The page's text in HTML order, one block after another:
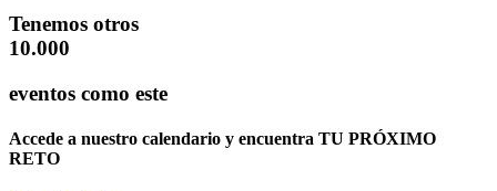
Tenemos otros
10.000
eventos como este
Accede a nuestro calendario y encuentra TU PRÓXIMO
RETO